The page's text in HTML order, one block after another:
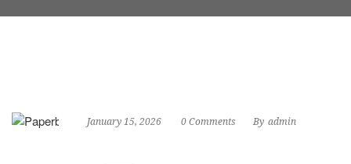
January 15, 2026 0 Comments By admin